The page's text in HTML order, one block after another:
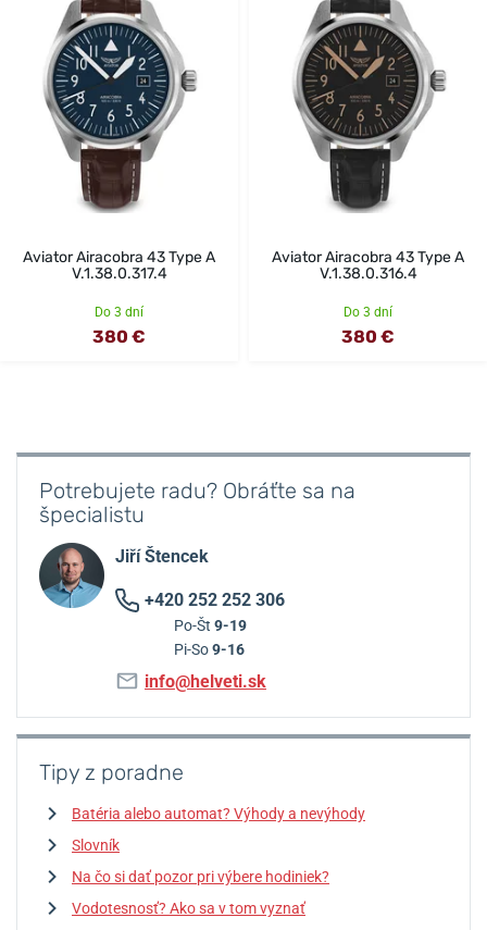
Aviator Airacobra 43 Type A
V.1.38.0.317.4
Do 3 dní
380 €
Aviator Airacobra 43 Type A
V.1.38.0.316.4
Do 3 dní
380 €
Potrebujete radu? Obráťte sa na
špecialistu
Jiří Štencek
+420 252 252 306
Po-Št 9-19
Pi-So9-16
info@helveti.sk
Tipy z poradne
Batéria alebo automat? Výhody a nevýhody
Slovník
Na čo si dať pozor pri výbere hodiniek?
Vodotesnosť? Ako sa v tom vyznať